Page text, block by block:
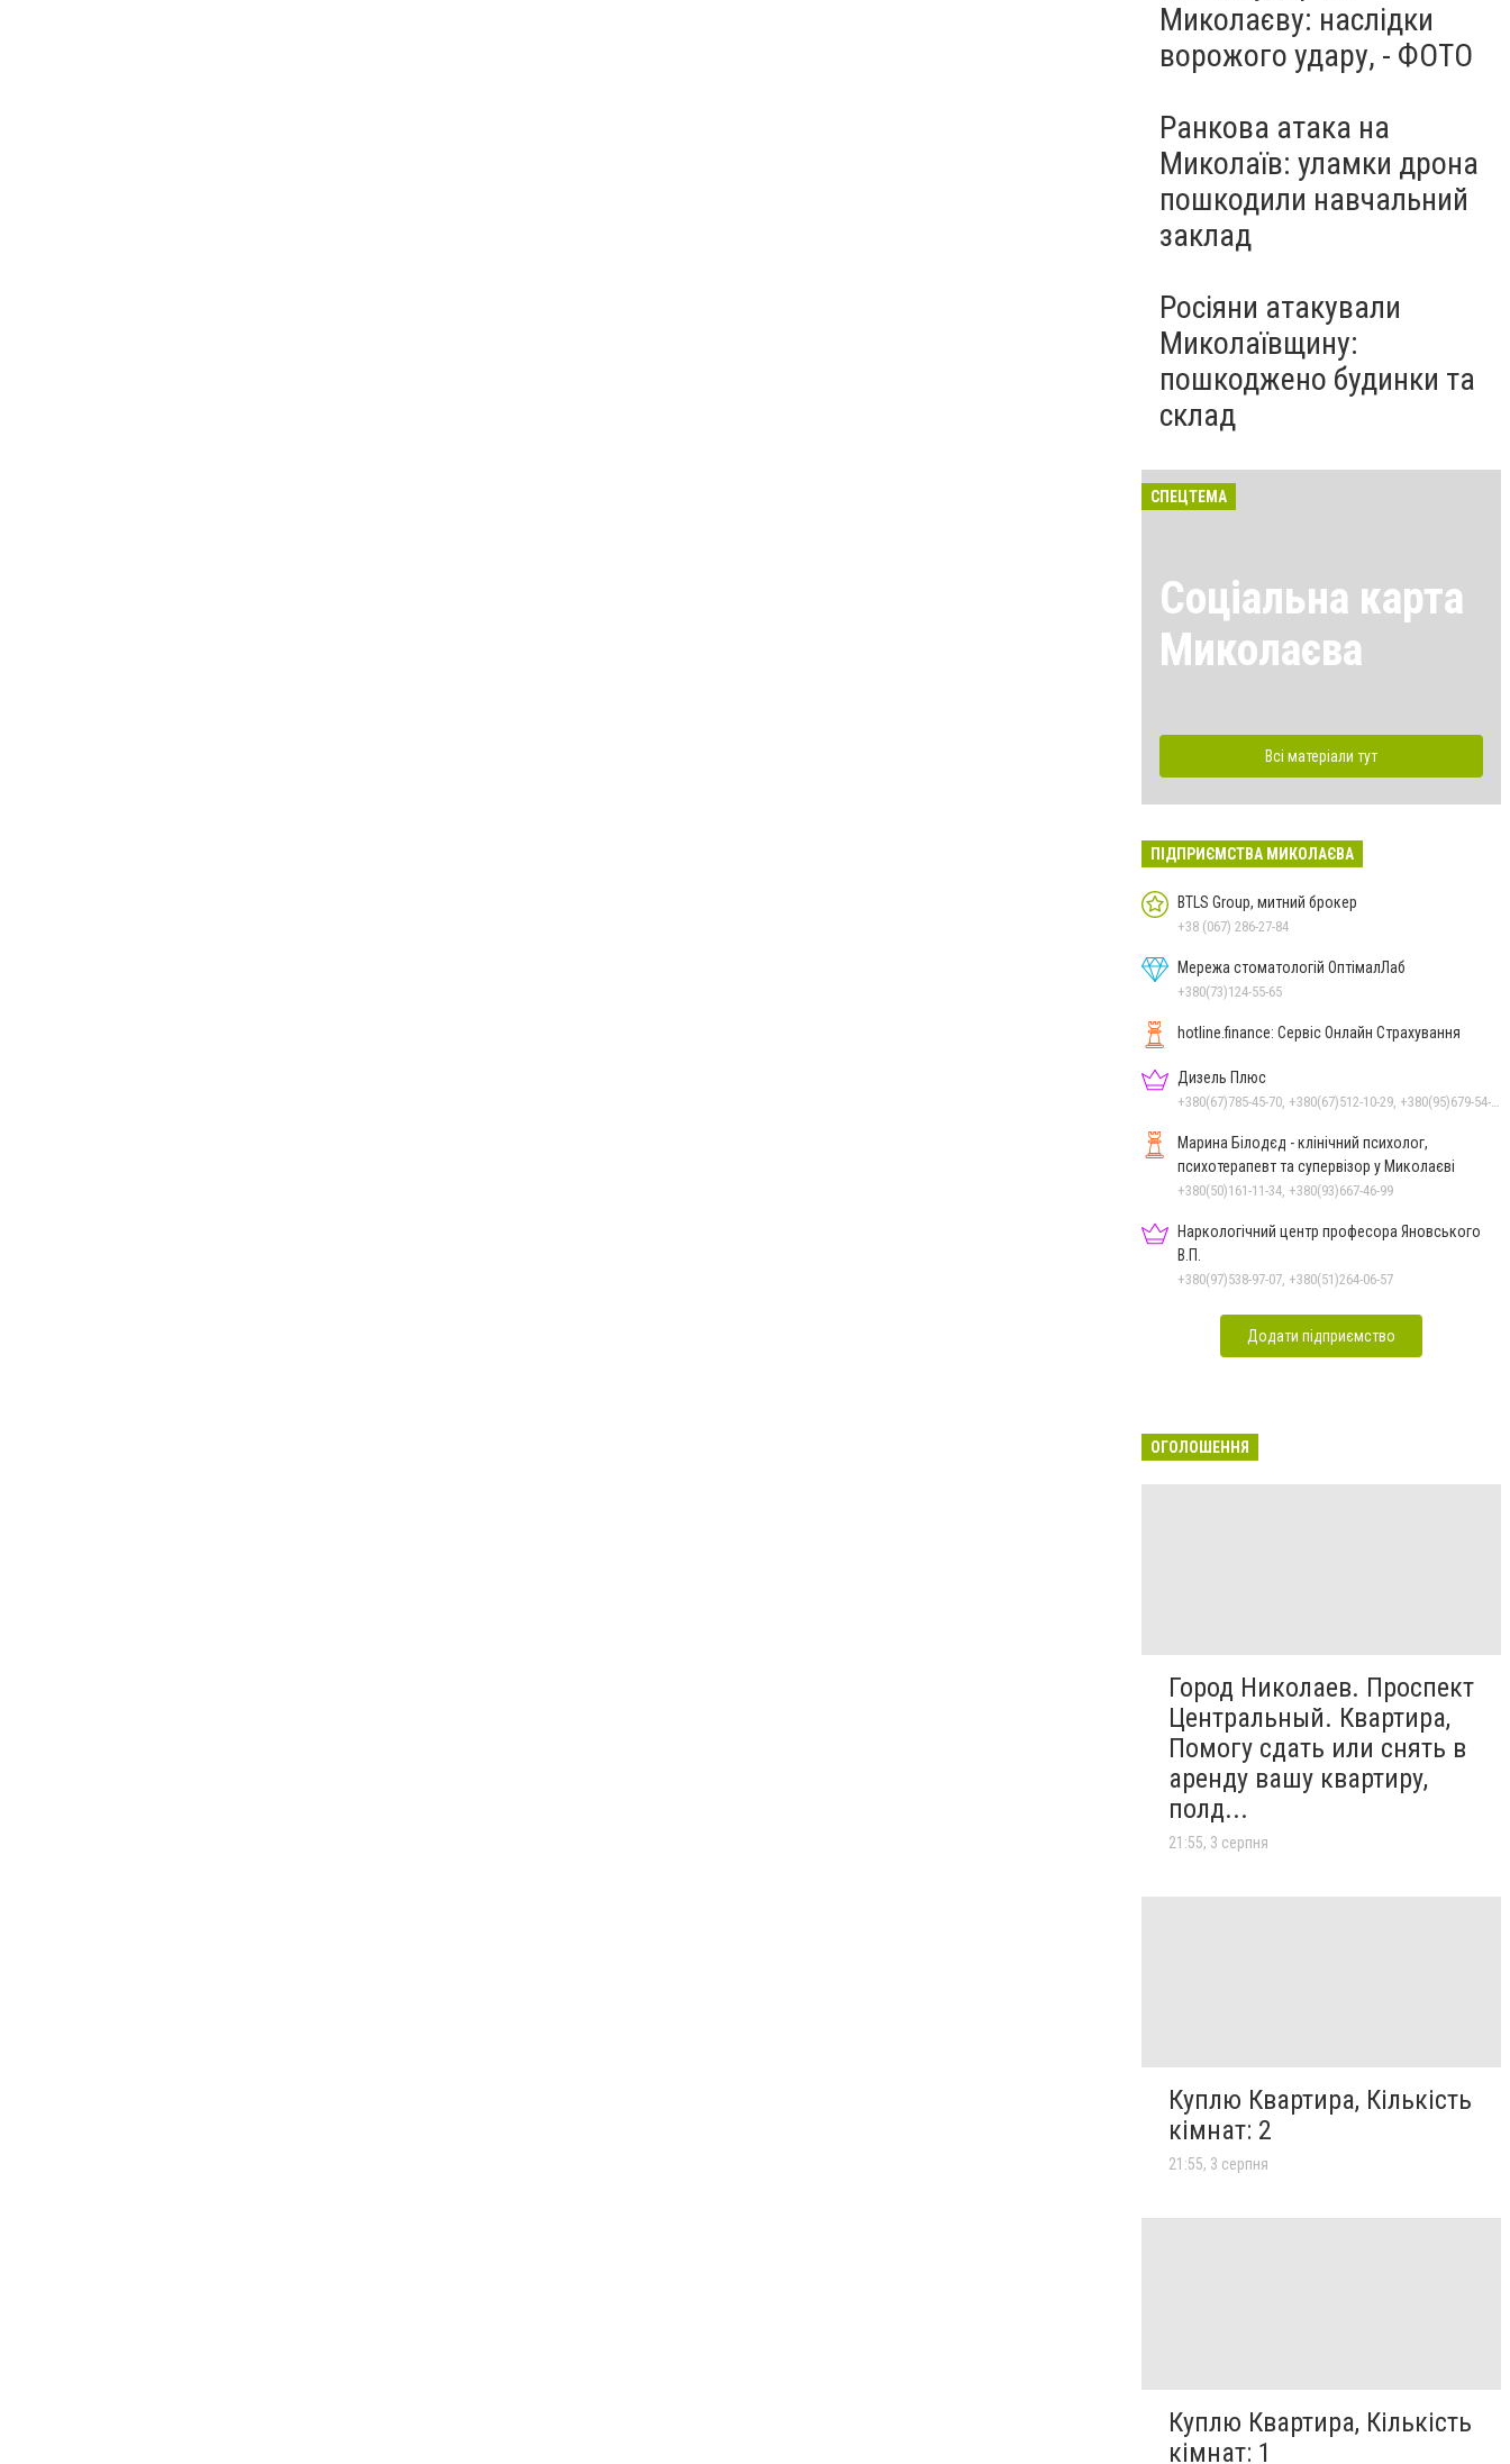
Миколаєву: наслідки
ворожого удару, - ФОТО
Ранкова атака на
Миколаїв: уламки дрона
пошкодили навчальний
заклад
Росіяни атакували
Миколаївщину:
пошкоджено будинки та
склад
СПЕЦТЕМА
Соціальна карта
Миколаєва
Всі матеріали тут
ПІДПРИЄМСТВА МИКОЛАЄВА
BTLS Group, митний брокер
+38 (067) 286-27-84
Мережа стоматологій ОптімалЛаб
+380(73)124-55-65
hotline.finance: Сервіс Онлайн Страхування
Дизель Плюс
Марина Білодєд - клінічний психолог,
психотерапевт та супервізор у Миколаєві
+380(50)161-11-34, +380(93)667-46-99
Наркологічний центр професора Яновського
В.П.
+380(97)538-97-07, +380(51)264-06-57
Додати підприємство
ОГОЛОШЕННЯ
Город Николаев. Проспект
Центральный. Квартира,
Помогу сдать или снять в
аренду вашу квартиру,
полд...
21:55, 3 серпня
Куплю Квартира, Кількість
кімнат: 2
21:55, 3 серпня
Куплю Квартира, Кількість
кімнат: 1